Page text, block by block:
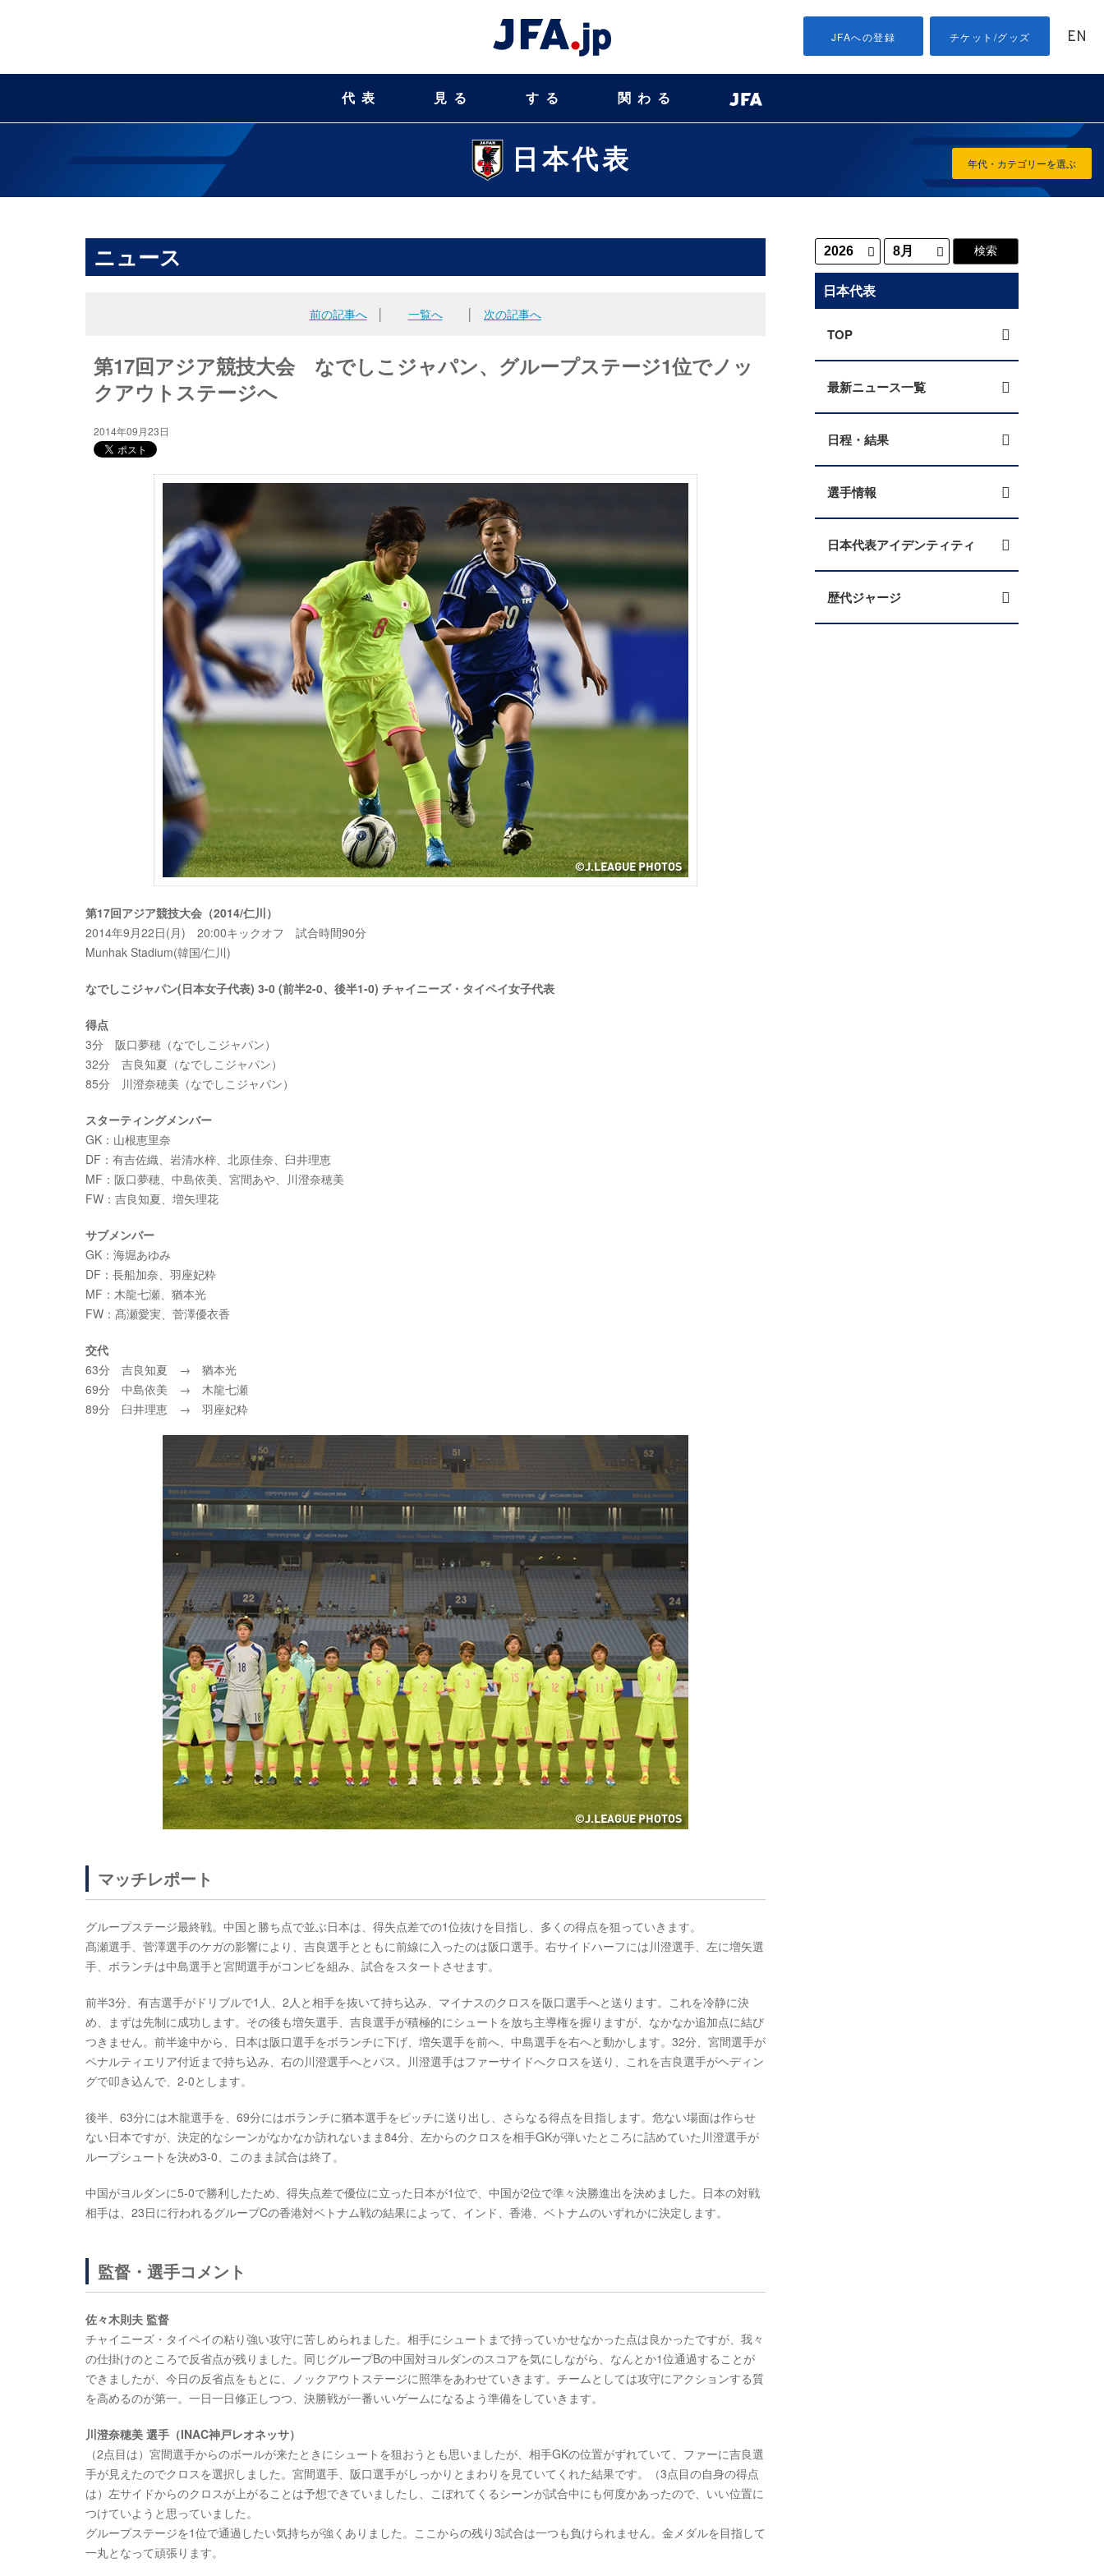
JFAへの登録 チケット/グッズ EN
代表 見る する 関わる
日本代表 年代・カテゴリーを選ぶ
ニュース
前の記事へ│ 一覧へ 次の記事へ
第17回アジア競技大会 なでしこジャパン、グループステージ1位でノッ
クアウトステージへ
2014年09月23日
第17回アジア競技大会（2014/仁川）
2014年9月22日(月) 20:00キックオフ 試合時間90分
Munhak Stadium(韓国/仁川)
なでしこジャパン(日本女子代表) 3-0 (前半2-0、後半1-0) チャイニーズ・タイペイ女子代表
得点
3分 阪口夢穂（なでしこジャパン）
32分 吉良知夏（なでしこジャパン）
85分 川澄奈穂美（なでしこジャパン）
スターティングメンバー
GK：山根恵里奈
DF：有吉佐織、岩清水梓、北原佳奈、臼井理恵
MF：阪口夢穂、中島依美、宮間あや、川澄奈穂美
FW：吉良知夏、増矢理花
サブメンバー
GK：海堀あゆみ
DF：長船加奈、羽座妃粋
MF：木龍七瀬、猶本光
FW：髙瀬愛実、菅澤優衣香
交代
63分 吉良知夏 → 猶本光
69分 中島依美 → 木龍七瀬
89分 臼井理恵 → 羽座妃粋
マッチレポート
グループステージ最終戦。中国と勝ち点で並ぶ日本は、得失点差での1位抜けを目指し、多くの得点を狙っていきます。
髙瀬選手、菅澤選手のケガの影響により、吉良選手とともに前線に入ったのは阪口選手。右サイドハーフには川澄選手、左に増矢選
手、ボランチは中島選手と宮間選手がコンビを組み、試合をスタートさせます。
前半3分、有吉選手がドリブルで1人、2人と相手を抜いて持ち込み、マイナスのクロスを阪口選手へと送ります。これを冷静に決
め、まずは先制に成功します。その後も増矢選手、吉良選手が積極的にシュートを放ち主導権を握りますが、なかなか追加点に結び
つきません。前半途中から、日本は阪口選手をボランチに下げ、増矢選手を前へ、中島選手を右へと動かします。32分、宮間選手が
ペナルティエリア付近まで持ち込み、右の川澄選手へとパス。川澄選手はファーサイドへクロスを送り、これを吉良選手がヘディン
グで叩き込んで、2-0とします。
後半、63分には木龍選手を、69分にはボランチに猶本選手をピッチに送り出し、さらなる得点を目指します。危ない場面は作らせ
ない日本ですが、決定的なシーンがなかなか訪れないまま84分、左からのクロスを相手GKが弾いたところに詰めていた川澄選手が
ループシュートを決め3-0、このまま試合は終了。
中国がヨルダンに5-0で勝利したため、得失点差で優位に立った日本が1位で、中国が2位で準々決勝進出を決めました。日本の対戦
相手は、23日に行われるグループCの香港対ベトナム戦の結果によって、インド、香港、ベトナムのいずれかに決定します。
監督・選手コメント
佐々木則夫 監督
チャイニーズ・タイペイの粘り強い攻守に苦しめられました。相手にシュートまで持っていかせなかった点は良かったですが、我々
の仕掛けのところで反省点が残りました。同じグループBの中国対ヨルダンのスコアを気にしながら、なんとか1位通過することが
できましたが、今日の反省点をもとに、ノックアウトステージに照準をあわせていきます。チームとしては攻守にアクションする質
を高めるのが第一。一日一日修正しつつ、決勝戦が一番いいゲームになるよう準備をしていきます。
川澄奈穂美 選手（INAC神戸レオネッサ）
（2点目は）宮間選手からのボールが来たときにシュートを狙おうとも思いましたが、相手GKの位置がずれていて、ファーに吉良選
手が見えたのでクロスを選択しました。宮間選手、阪口選手がしっかりとまわりを見ていてくれた結果です。（3点目の自身の得点
は）左サイドからのクロスが上がることは予想できていましたし、こぼれてくるシーンが試合中にも何度かあったので、いい位置に
つけていようと思っていました。
グループステージを1位で通過したい気持ちが強くありました。ここからの残り3試合は一つも負けられません。金メダルを目指して
一丸となって頑張ります。
日本代表
TOP
最新ニュース一覧
日程・結果
選手情報
日本代表アイデンティティ
歴代ジャージ